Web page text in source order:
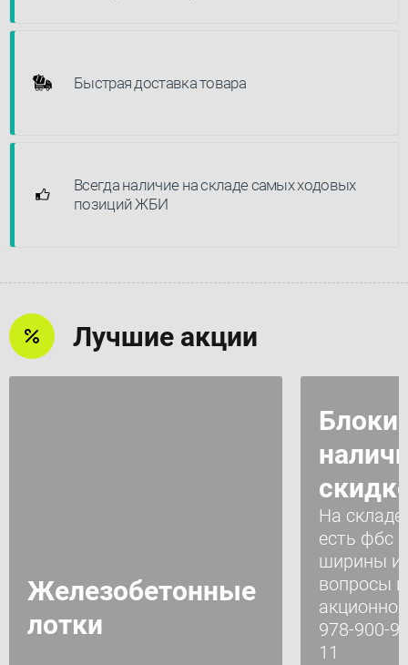
Быстрая доставка товара
Всегда наличие на складе самых ходовых
позиций ЖБИ
Лучшие акции
Железобетонные
лотки
На
есть фбс
ширины и
вопросы
978-900-
11